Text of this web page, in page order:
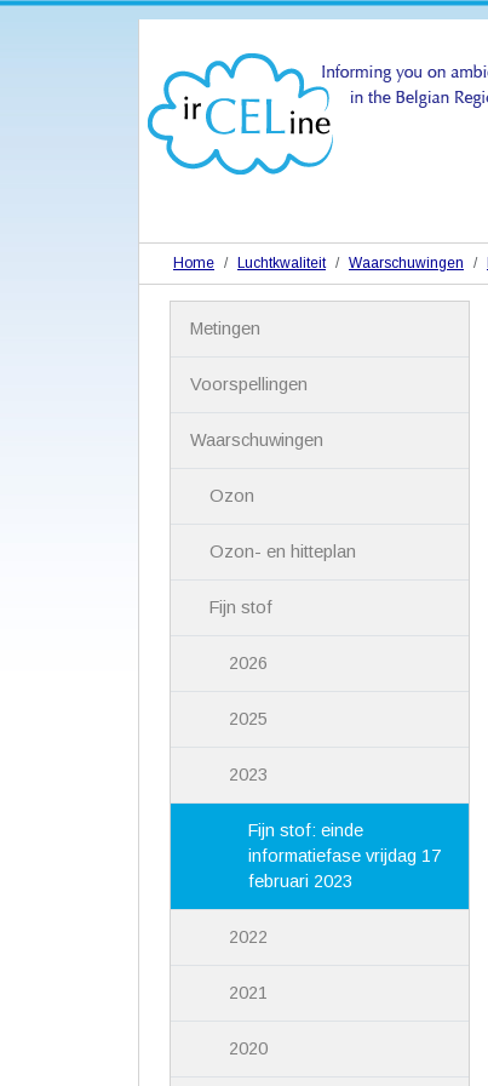
Home Luchtkwaliteit Waarschuwingen
Metingen
Voorspellingen
Waarschuwingen
Ozon
Ozon- en hitteplan
Fijn stof
2026
2025
2023
Fijn stof: einde
informatiefase vrijdag 17
februari 2023
2022
2021
2020